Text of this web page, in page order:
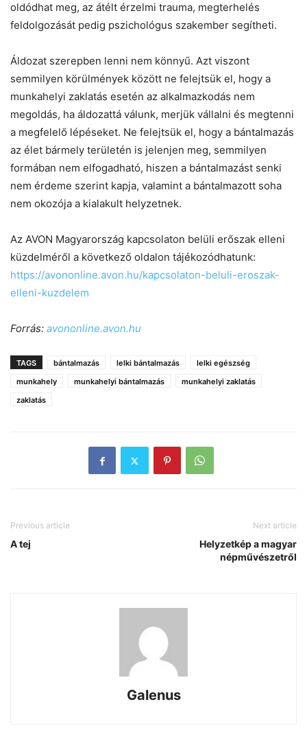
oldódhat meg, az átélt érzelmi trauma, megterhelés
feldolgozását pedig pszichológus szakember segítheti.
Áldozat szerepben lenni nem könnyű. Azt viszont
semmilyen körülmények között ne felejtsük el, hogy a
munkahelyi zaklatás esetén az alkalmazkodás nem
megoldás, ha áldozattá válunk, merjük vállalni és megtenni
a megfelelő lépéseket. Ne felejtsük el, hogy a bántalmazás
az élet bármely területén is jelenjen meg, semmilyen
formában nem elfogadható, hiszen a bántalmazást senki
nem érdeme szerint kapja, valamint a bántalmazott soha
nem okozója a kialakult helyzetnek.
Az AVON Magyarország kapcsolaton belüli erőszak elleni
küzdelméről a következő oldalon tájékozódhatunk:
https://avononline.avon.hu/kapcsolaton-beluli-eroszak-
elleni-kuzdelem
Forrás: avononline.avon.hu
TAGS bántalmazás lelki bántalmazás
lelki egészség
munkahely
munkahelyi bántalmazás
munkahelyi zaklatás
zaklatás
Previous article
A tej
Next article
Helyzetkép a magyar
népművészetről
Galenus